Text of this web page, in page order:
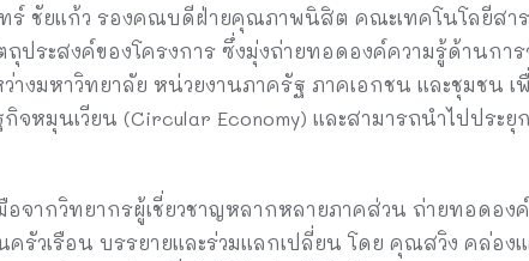
ร์ ชัยแก้ว รองคณบดีฝ่ายคุณภาพนิสิต คณะเทคโนโลยีสา
ถุประสงค์ของโครงการ ซึ่งมุ่งถ่ายทอดองค์ความรู้ด้านกา
ว่างมหาวิทยาลัย หน่วยงานภาครัฐ ภาคเอกชน และชุมชน
จหมุนเวียน (Circular Economy) และสามารถนำไปประยุ
จากวิทยากรผู้เชี่ยวชาญหลากหลายภาคส่วน ถ่ายทอดอ
รัวเรือน บรรยายและร่วมแลกเปลี่ยน โดย คุณสวิง คล่อง